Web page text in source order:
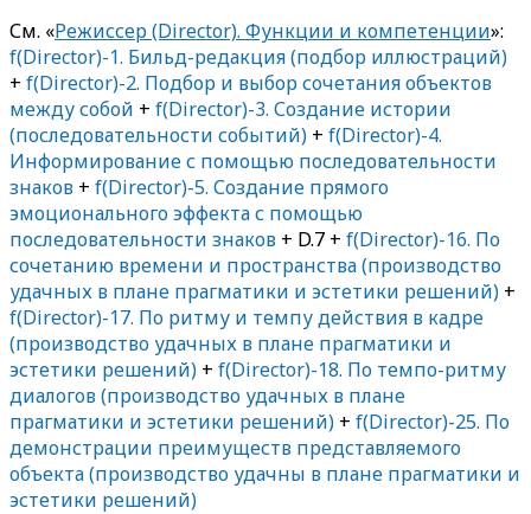
См. «Режиссер (Director). Функции и компетенции»:
f(Director)-1. Бильд-редакция (подбор иллюстраций)
+ f(Director)-2. Подбор и выбор сочетания объектов
между собой + f(Director)-3. Создание истории
(последовательности событий) + f(Director)-4.
Информирование с помощью последовательности
знаков + f(Director)-5. Создание прямого
эмоционального эффекта с помощью
последовательности знаков + D.7 + f(Director)-16. По
сочетанию времени и пространства (производство
удачных в плане прагматики и эстетики решений) +
f(Director)-17. По ритму и темпу действия в кадре
(производство удачных в плане прагматики и
эстетики решений) + f(Director)-18. По темпо-ритму
диалогов (производство удачных в плане
прагматики и эстетики решений) + f(Director)-25. По
демонстрации преимуществ представляемого
объекта (производство удачны в плане прагматики и
эстетики решений)